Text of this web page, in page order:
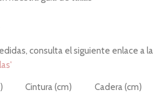
consulta el siguiente enlace a la
Cintura (cm) Cadera (cm)